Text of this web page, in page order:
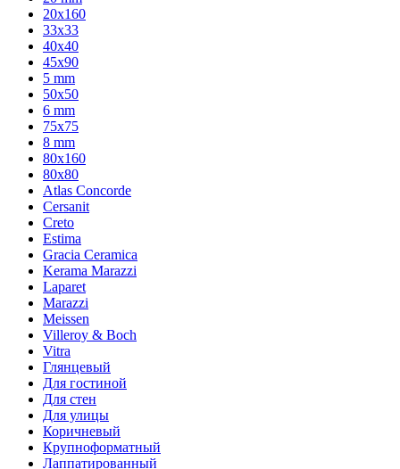
20х160
33x33
40х40
45x90
5 mm
50x50
6 mm
75х75
8 mm
80x160
80x80
Atlas Concorde
Cersanit
Creto
Estima
Gracia Ceramica
Kerama Marazzi
Laparet
Marazzi
Meissen
Villeroy & Boch
Vitra
Глянцевый
Для гостиной
Для стен
Для улицы
Коричневый
Крупноформатный
Лаппатированный